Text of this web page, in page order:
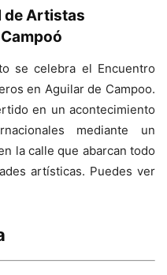
de Artistas
se celebra el Encuentro
en Aguilar de Campoo.
en un acontecimiento
mediante un
la calle que abarcan todo
artísticas. Puedes ver